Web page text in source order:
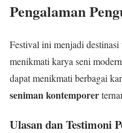
Pengalaman
Festival ini menjadi
menikmati karya seni
dapat menikmati berbagai
seniman kontemporer
Ulasan dan Testimoni